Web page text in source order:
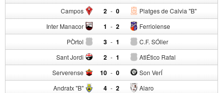
Campos 2 - Platges de Calvia "B"
0
Inter Manacor 1 - Ferriolense
2
PÒrtol 3 - C.F. SÓller
1
Sant Jordi 2 - AtlÉtico Rafal
1
Serverense 10 - Son VerÍ
0
Andratx "B" 4 - Alaro
2